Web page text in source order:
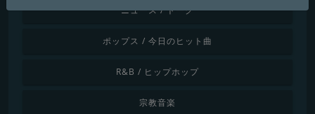
ニュース / トーク
ポップス / 今日のヒット曲
R&B / ヒップホップ
宗教音楽